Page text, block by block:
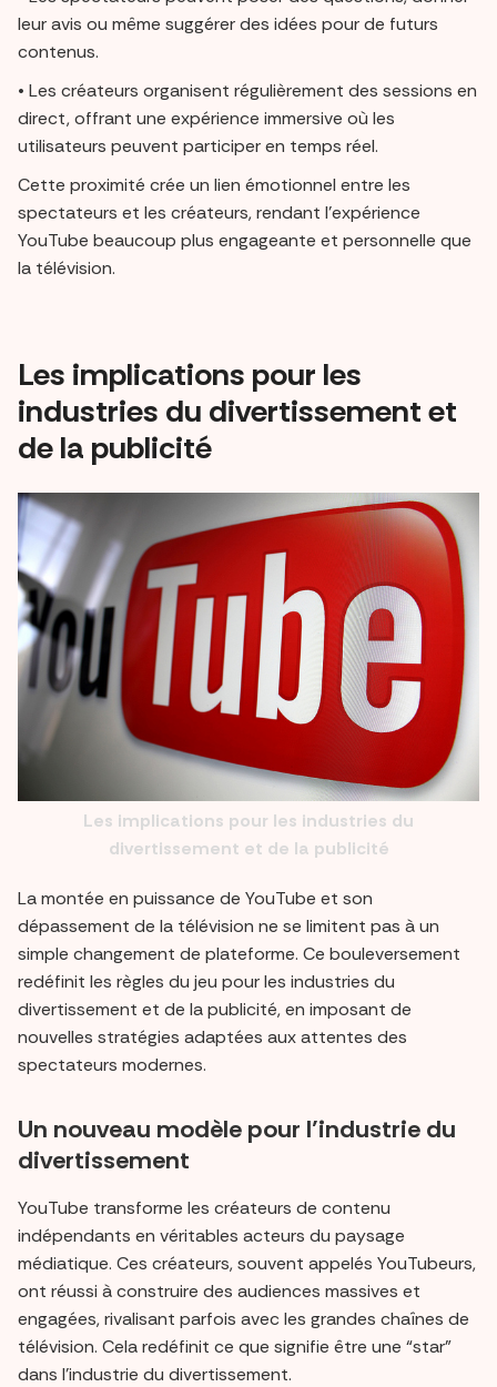
leur avis ou même suggérer des idées pour de futurs
contenus.
• Les créateurs organisent régulièrement des sessions en
direct, offrant une expérience immersive où les
utilisateurs peuvent participer en temps réel.
Cette proximité crée un lien émotionnel entre les
spectateurs et les créateurs, rendant l’expérience
YouTube beaucoup plus engageante et personnelle que
la télévision.
Les implications pour les
industries du divertissement et
de la publicité
Les implications pour les industries du
divertissement et de la publicité
La montée en puissance de YouTube et son
dépassement de la télévision ne se limitent pas à un
simple changement de plateforme. Ce bouleversement
redéfinit les règles du jeu pour les industries du
divertissement et de la publicité, en imposant de
nouvelles stratégies adaptées aux attentes des
spectateurs modernes.
Un nouveau modèle pour l’industrie du
divertissement
YouTube transforme les créateurs de contenu
indépendants en véritables acteurs du paysage
médiatique. Ces créateurs, souvent appelés YouTubeurs,
ont réussi à construire des audiences massives et
engagées, rivalisant parfois avec les grandes chaînes de
télévision. Cela redéfinit ce que signifie être une “star”
dans l’industrie du divertissement.